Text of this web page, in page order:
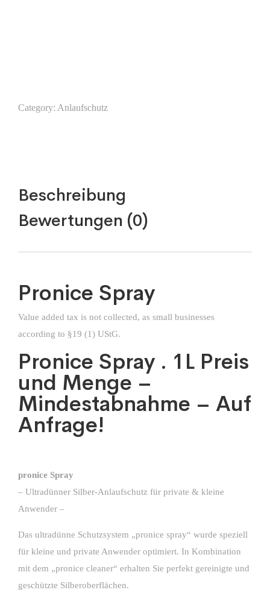
Category: Anlaufschutz
Beschreibung
Bewertungen (0)
Pronice Spray
Value added tax is not collected, as small businesses
according to §19 (1) UStG.
Pronice Spray . 1L Preis
und Menge –
Mindestabnahme – Auf
Anfrage!
pronice Spray
– Ultradünner Silber-Anlaufschutz für private & kleine
Anwender –
Das ultradünne Schutzsystem „pronice spray“ wurde speziell
für kleine und private Anwender optimiert. In Kombination
mit dem „pronice cleaner“ erhalten Sie perfekt gereinigte und
geschützte Silberoberflächen.